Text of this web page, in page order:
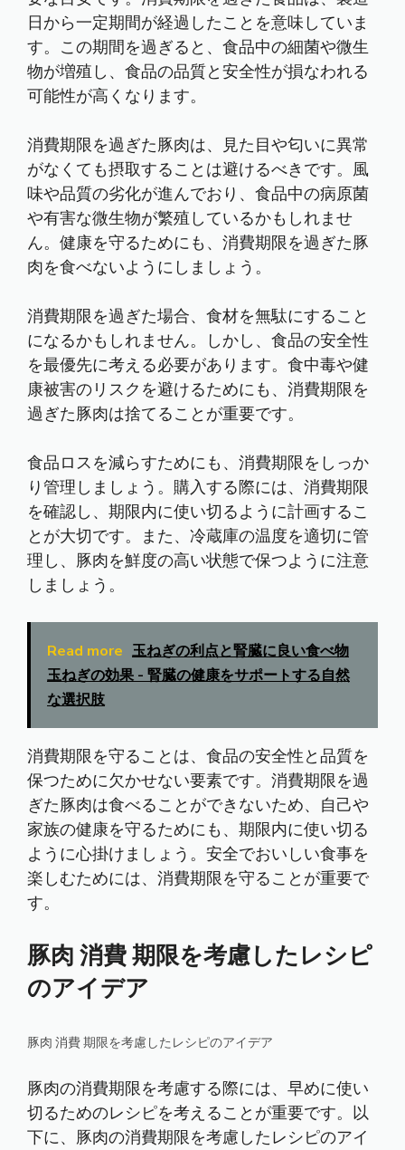
日から一定期間が経過したことを意味していま
す。この期間を過ぎると、食品中の細菌や微生
物が増殖し、食品の品質と安全性が損なわれる
可能性が高くなります。
消費期限を過ぎた豚肉は、見た目や匂いに異常
がなくても摂取することは避けるべきです。風
味や品質の劣化が進んでおり、食品中の病原菌
や有害な微生物が繁殖しているかもしれませ
ん。健康を守るためにも、消費期限を過ぎた豚
肉を食べないようにしましょう。
消費期限を過ぎた場合、食材を無駄にすること
になるかもしれません。しかし、食品の安全性
を最優先に考える必要があります。食中毒や健
康被害のリスクを避けるためにも、消費期限を
過ぎた豚肉は捨てることが重要です。
食品ロスを減らすためにも、消費期限をしっか
り管理しましょう。購入する際には、消費期限
を確認し、期限内に使い切るように計画するこ
とが大切です。また、冷蔵庫の温度を適切に管
理し、豚肉を鮮度の高い状態で保つように注意
しましょう。
Read more 玉ねぎの利点と腎臓に良い食べ物
玉ねぎの効果 - 腎臓の健康をサポートする自然
な選択肢
消費期限を守ることは、食品の安全性と品質を
保つために欠かせない要素です。消費期限を過
ぎた豚肉は食べることができないため、自己や
家族の健康を守るためにも、期限内に使い切る
ように心掛けましょう。安全でおいしい食事を
楽しむためには、消費期限を守ることが重要で
す。
豚肉 消費 期限を考慮したレシピ
のアイデア
豚肉 消費 期限を考慮したレシピのアイデア
豚肉の消費期限を考慮する際には、早めに使い
切るためのレシピを考えることが重要です。以
下に、豚肉の消費期限を考慮したレシピのアイ